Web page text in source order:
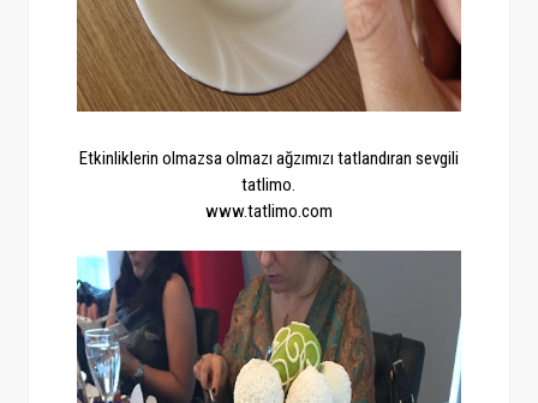
Etkinliklerin olmazsa olmazı ağzımızı tatlandıran sevgili
tatlimo.
www.tatlimo.com